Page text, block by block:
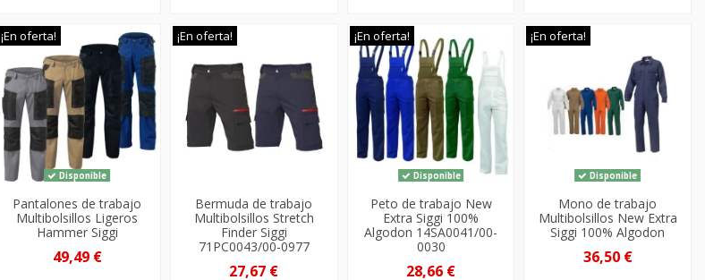
¡En oferta!
Disponible
Pantalones de trabajo
Multibolsillos Ligeros
Hammer Siggi
49,49 €
¡En oferta!
Bermuda de trabajo
Multibolsillos Stretch
Finder Siggi
71PC0043/00-0977
27,67 €
¡En oferta!
Disponible
Peto de trabajo New
Extra Siggi 100%
Algodon 14SA0041/00-
0030
28,66 €
¡En oferta!
Disponible
Mono de trabajo
Multibolsillos New Extra
Siggi 100% Algodon
36,50 €